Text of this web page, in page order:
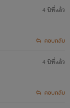
4 ปีที่แล้ว
ตอบกลับ
4 ปีที่แล้ว
ตอบกลับ